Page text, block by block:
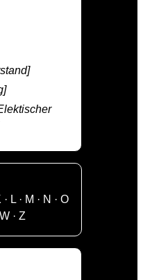
· L· M · N · O
W ·Z